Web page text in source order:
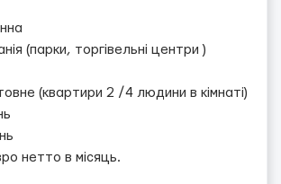
(парки, торгівельні центри )
(квартири 2 /4 людини в кімнаті)
нетто в місяць.